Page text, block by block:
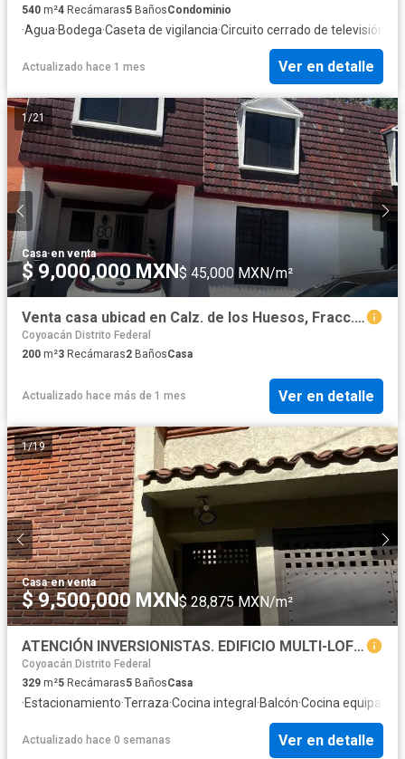
540 m²4 Recámaras5 BañosCondominio
·Agua·Bodega·Caseta de vigilancia·Circuito cerrado de televisión
Actualizado hace 1 mes Ver en detalle
1/21
Casa·en venta
$ 9,000,000 MXN$ 45,000 MXN/m²
Venta casa ubicad en Calz. de los Huesos, Fracc. Los Sacuces
Coyoacán Distrito Federal
200 m²3 Recámaras2 BañosCasa
Actualizado hace más de 1 mes Ver en detalle
1/19
Casa·en venta
$ 9,500,000 MXN$ 28,875 MXN/m²
ATENCIÓN INVERSIONISTAS. EDIFICIO MULTI-LOFT A UNOS PASOS DE CIUDAD UNIVERSITARIA
Coyoacán Distrito Federal
329 m²5 Recámaras5 BañosCasa
·Estacionamiento·Terraza·Cocina integral ·Balcón·Cocina equipada
Actualizado hace 0 semanas Ver en detalle